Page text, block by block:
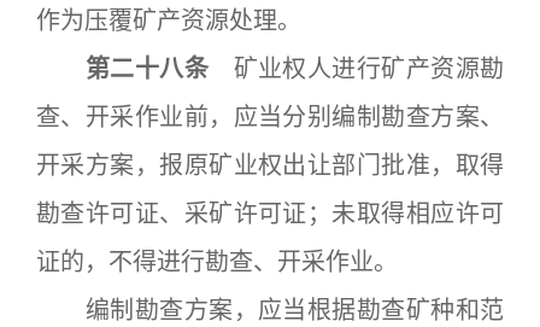
作为压覆矿产资源处理。
第二十八条 矿业权人进行矿产资源勘
查、开采作业前，应当分别编制勘查方案、
开采方案，报原矿业权出让部门批准，取得
勘查许可证、采矿许可证；未取得相应许可
证的，不得进行勘查、开采作业。
编制勘查方案，应当根据勘查矿种和范